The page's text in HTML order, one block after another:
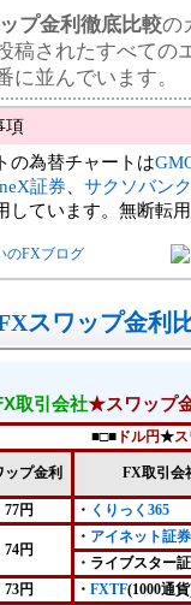
プ金利徹底比較の
稿されたすべての
に並んでいます。
の為替チャートは
証券
サクソバン
しています。無断転
のFXブログ
スワップ金利
取引会社★スワップ
■□■ ドル円★
ップ金利 FX取引会
77円 ・ くりっく365
74円
・ アイネット証券
・ライブスター
73円 ・ FXTF(1000通